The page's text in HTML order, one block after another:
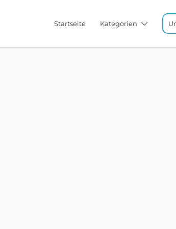
Startseite Kategorien